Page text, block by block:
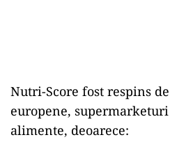
Nutri-Score fost respins
europene,
alimente, deoarece: